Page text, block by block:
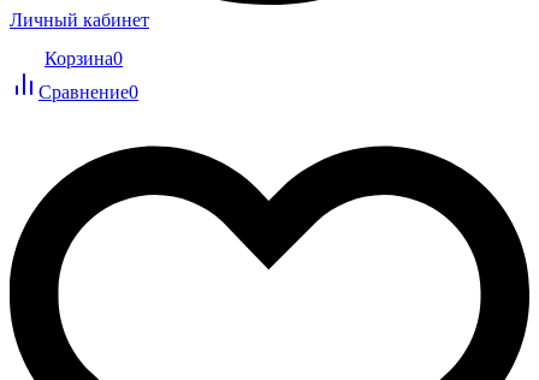
Личный кабинет
Корзина0
Сравнение0